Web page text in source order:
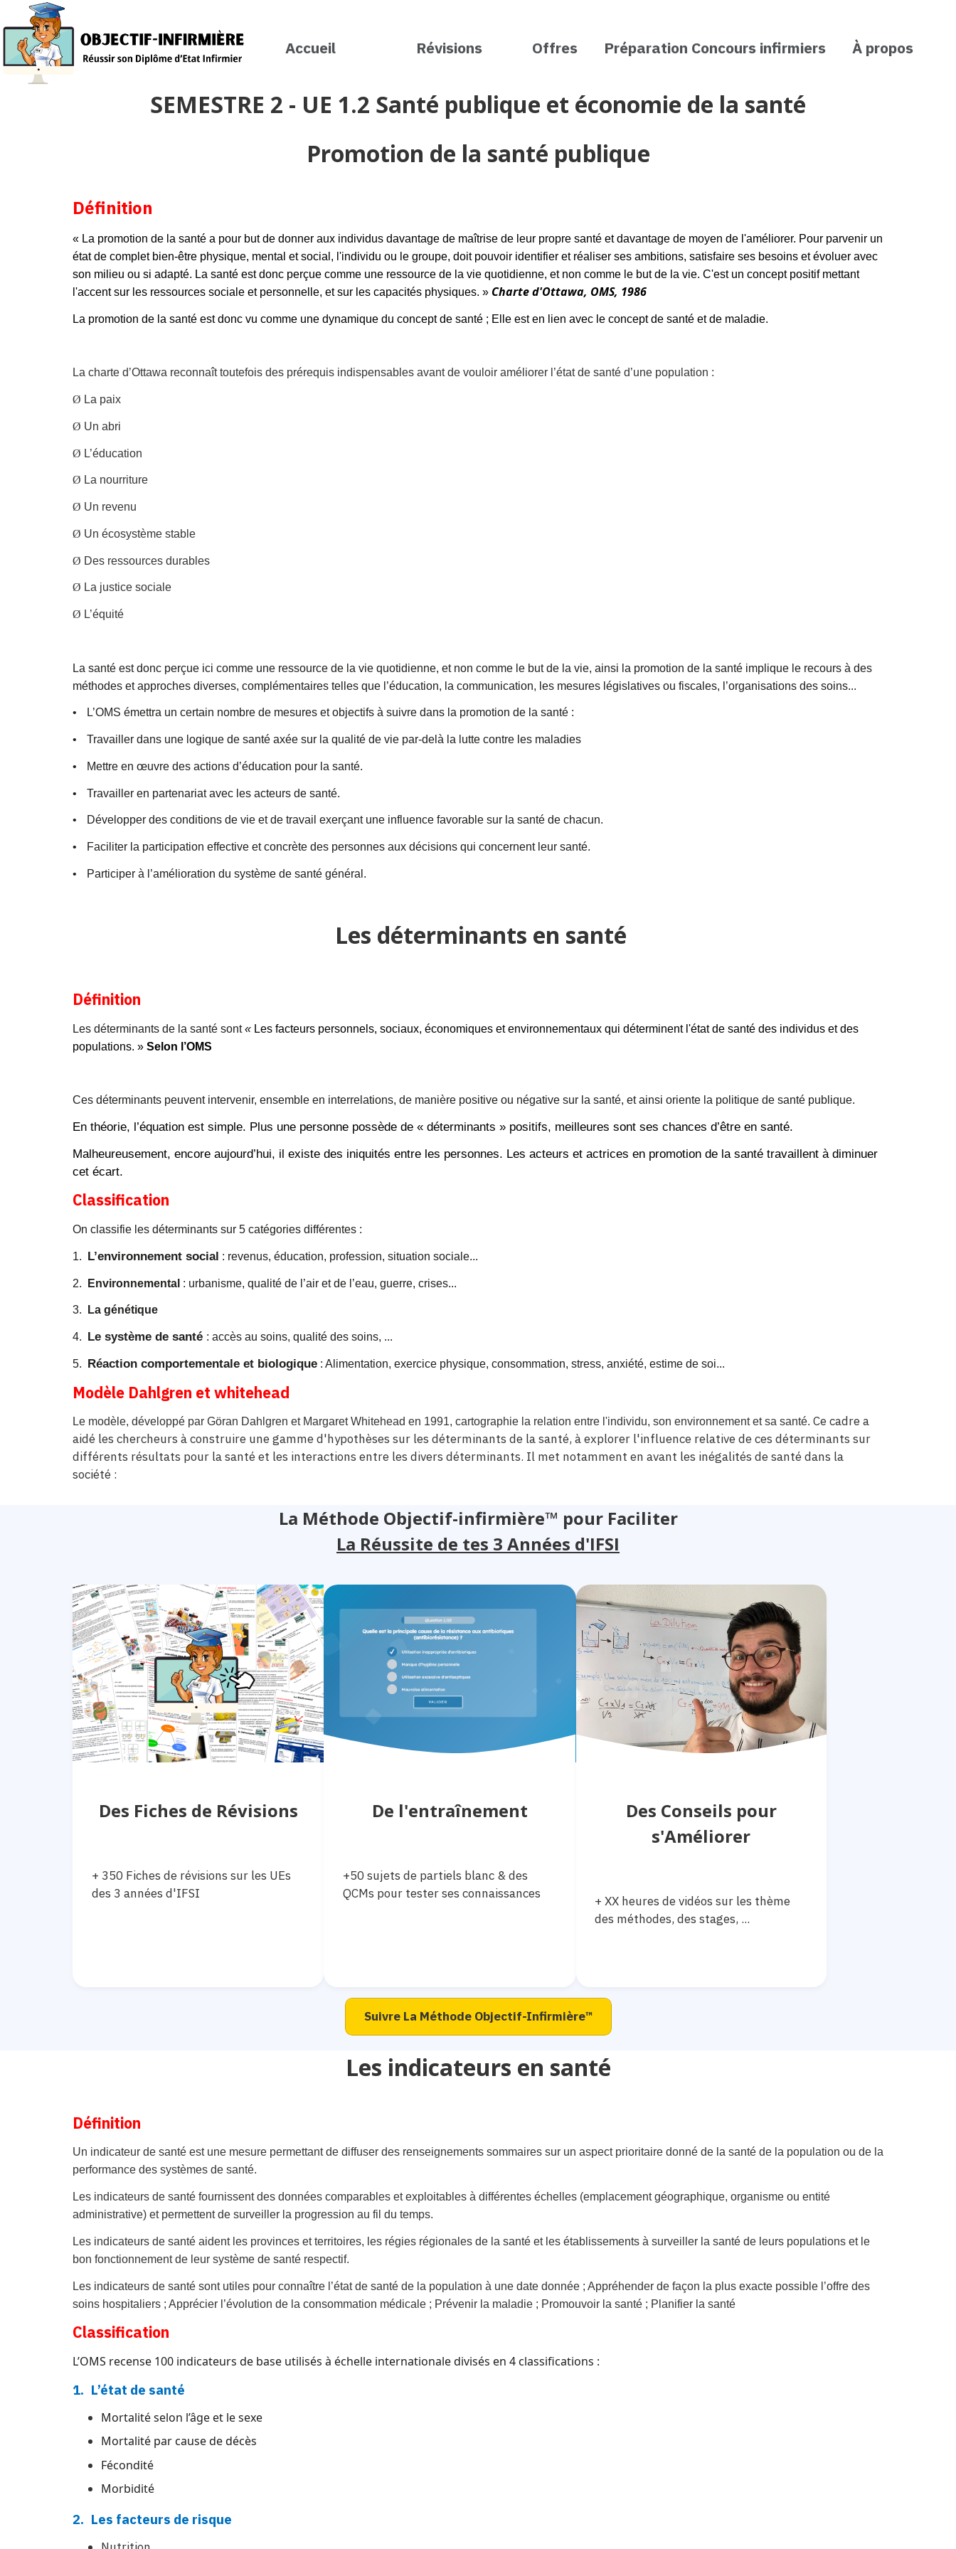
Accueil Révisions Offres Préparation Concours infirmiers À propos
SEMESTRE 2 - UE 1.2 Santé publique et économie de la santé
Promotion de la santé publique
Définition
« La promotion de la santé a pour but de donner aux individus davantage de maîtrise de leur propre santé et davantage de moyen de l'améliorer. Pour parvenir un
état de complet bien-être physique, mental et social, l'individu ou le groupe, doit pouvoir identifier et réaliser ses ambitions, satisfaire ses besoins et évoluer avec
son milieu ou si adapté. La santé est donc perçue comme une ressource de la vie quotidienne, et non comme le but de la vie. C'est un concept positif mettant
l'accent sur les ressources sociale et personnelle, et sur les capacités physiques. » Charte d'Ottawa, OMS, 1986
La promotion de la santé est donc vu comme une dynamique du concept de santé ; Elle est en lien avec le concept de santé et de maladie.
La charte d’Ottawa reconnaît toutefois des prérequis indispensables avant de vouloir améliorer l’état de santé d’une population :
Ø La paix
Ø Un abri
Ø L’éducation
Ø La nourriture
Ø Un revenu
Ø Un écosystème stable
Ø Des ressources durables
Ø La justice sociale
Ø L’équité
La santé est donc perçue ici comme une ressource de la vie quotidienne, et non comme le but de la vie, ainsi la promotion de la santé implique le recours à des
méthodes et approches diverses, complémentaires telles que l’éducation, la communication, les mesures législatives ou fiscales, l’organisations des soins...
• L’OMS émettra un certain nombre de mesures et objectifs à suivre dans la promotion de la santé :
• Travailler dans une logique de santé axée sur la qualité de vie par-delà la lutte contre les maladies
• Mettre en œuvre des actions d’éducation pour la santé.
• Travailler en partenariat avec les acteurs de santé.
• Développer des conditions de vie et de travail exerçant une influence favorable sur la santé de chacun.
• Faciliter la participation effective et concrète des personnes aux décisions qui concernent leur santé.
• Participer à l’amélioration du système de santé général.
Les déterminants en santé
Définition
Les déterminants de la santé sont« Les facteurs personnels, sociaux, économiques et environnementaux qui déterminent l'état de santé des individus et des
populations. » Selon l’OMS
Ces déterminants peuvent intervenir, ensemble en interrelations, de manière positive ou négative sur la santé, et ainsi oriente la politique de santé publique.
En théorie, l’équation est simple. Plus une personne possède de « déterminants » positifs, meilleures sont ses chances d’être en santé.
Malheureusement, encore aujourd’hui, il existe des iniquités entre les personnes. Les acteurs et actrices en promotion de la santé travaillent à diminuer
cet écart.
Classification
On classifie les déterminants sur 5 catégories différentes :
1. L’environnement social : revenus, éducation, profession, situation sociale...
2. Environnemental : urbanisme, qualité de l’air et de l’eau, guerre, crises...
3. La génétique
4. Le système de santé : accès au soins, qualité des soins, ...
5. Réaction comportementale et biologique : Alimentation, exercice physique, consommation, stress, anxiété, estime de soi...
Modèle Dahlgren et whitehead
Le modèle, développé par Göran Dahlgren et Margaret Whitehead en 1991, cartographie la relation entre l'individu, son environnement et sa santé. Ce cadre a
aidé les chercheurs à construire une gamme d'hypothèses sur les déterminants de la santé, à explorer l'influence relative de ces déterminants sur
différents résultats pour la santé et les interactions entre les divers déterminants. Il met notamment en avant les inégalités de santé dans la
société :
La Méthode Objectif-infirmière™ pour Faciliter
La Réussite de tes 3 Années d'IFSI
Des Fiches de Révisions
+ 350 Fiches de révisions sur les UEs
des 3 années d'IFSI
De l'entraînement
+50 sujets de partiels blanc & des
QCMs pour tester ses connaissances
Des Conseils pour
s'Améliorer
+ XX heures de vidéos sur les thème
des méthodes, des stages, ...
Suivre La Méthode Objectif-Infirmière™
Les indicateurs en santé
Définition
Un indicateur de santé est une mesure permettant de diffuser des renseignements sommaires sur un aspect prioritaire donné de la santé de la population ou de la
performance des systèmes de santé.
Les indicateurs de santé fournissent des données comparables et exploitables à différentes échelles (emplacement géographique, organisme ou entité
administrative) et permettent de surveiller la progression au fil du temps.
Les indicateurs de santé aident les provinces et territoires, les régies régionales de la santé et les établissements à surveiller la santé de leurs populations et le
bon fonctionnement de leur système de santé respectif.
Les indicateurs de santé sont utiles pour connaître l’état de santé de la population à une date donnée ; Appréhender de façon la plus exacte possible l’offre des
soins hospitaliers ; Apprécier l’évolution de la consommation médicale ; Prévenir la maladie ; Promouvoir la santé ; Planifier la santé
Classification
L’OMS recense 100 indicateurs de base utilisés à échelle internationale divisés en 4 classifications :
1. L’état de santé
Mortalité selon l’âge et le sexe
Mortalité par cause de décès
Fécondité
Morbidité
2. Les facteurs de risque